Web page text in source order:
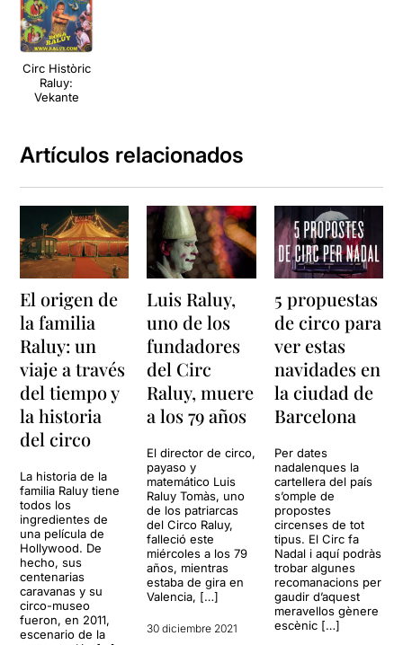
Circ Històric
Raluy:
Vekante
Artículos relacionados
El origen de
la familia
Raluy: un
viaje a través
del tiempo y
la historia
del circo
La historia de la
familia Raluy tiene
todos los
ingredientes de
una película de
Hollywood. De
hecho, sus
centenarias
caravanas y su
circo-museo
fueron, en 2011,
escenario de la
Luis Raluy,
uno de los
fundadores
del Circ
Raluy, muere
a los 79 años
El director de circo,
payaso y
matemático Luis
Raluy Tomàs, uno
de los patriarcas
del Circo Raluy,
falleció este
miércoles a los 79
años, mientras
estaba de gira en
Valencia, […]
30 diciembre 2021
5 propuestas
de circo para
ver estas
navidades en
la ciudad de
Barcelona
Per dates
nadalenques la
cartellera del país
s’omple de
propostes
circenses de tot
tipus. El Circ fa
Nadal i aquí podràs
trobar algunes
recomanacions per
gaudir d’aquest
meravellos gènere
escènic […]